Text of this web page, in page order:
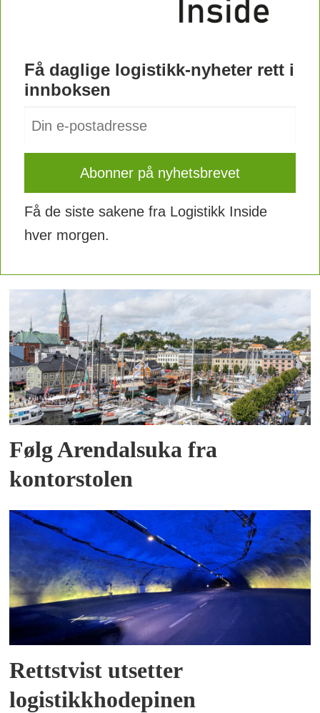
Få daglige logistikk-nyheter rett i
innboksen
Få de siste sakene fra Logistikk Inside
hver morgen.
Følg Arendalsuka fra
kontorstolen
Rettstvist utsetter
logistikkhodepinen